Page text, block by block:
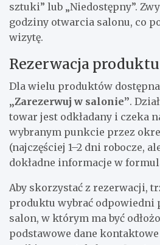
sztuki” lub „Niedostępny”.
godziny otwarcia salonu, co
wizytę.
Rezerwacja
Dla wielu produktów
„Zarezerwuj w salonie”.
towar jest odkładany i czeka
wybranym punkcie przez
(najczęściej 1–2 dni robocze,
dokładne informacje w
Aby skorzystać z rezerwacji,
produktu wybrać odpowiedni
salon, w którym ma być
podstawowe dane